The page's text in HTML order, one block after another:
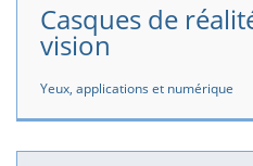
Casques de
vision
Yeux, applications et numérique